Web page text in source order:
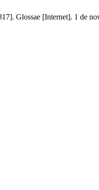
Glossae [Internet]. 1 de